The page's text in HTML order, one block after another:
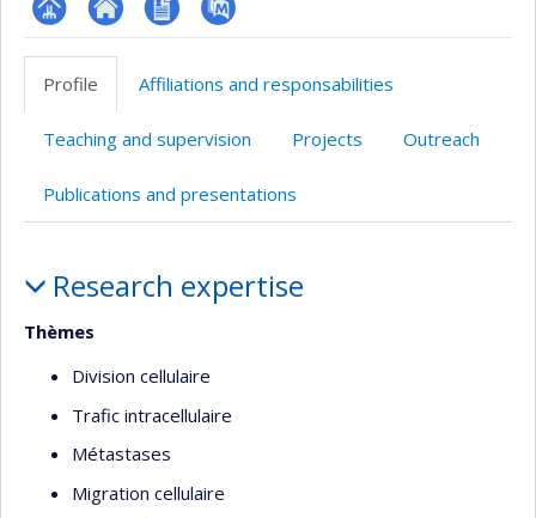
Page
professionnelle
Site
l’unité
recherche
CV
PubMed
Profile
Affiliations and responsabilities
Teaching and supervision Projects Outreach
Publications and presentations
Research expertise
Thèmes
Division cellulaire
Trafic intracellulaire
Métastases
Migration cellulaire